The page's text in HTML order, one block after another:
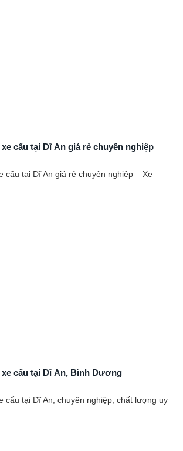
cẩu tại Dĩ An giá rẻ chuyên nghiệp
cẩu tại Dĩ An giá rẻ chuyên nghiệp – Xe
cẩu tại Dĩ An, Bình Dương
cẩu tại Dĩ An, chuyên nghiệp, chất lượng uy